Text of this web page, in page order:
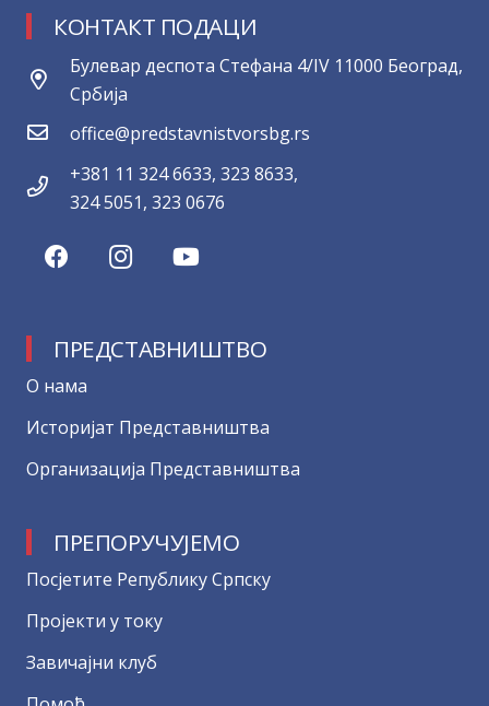
КОНТАКТ ПОДАЦИ
Булевар деспота Стефана 4/IV 11000 Београд,
Србија
office@predstavnistvorsbg.rs
+381 11 324 6633, 323 8633,
324 5051, 323 0676
ПРЕДСТАВНИШТВО
О нама
Историјат Представништва
Организација Представништва
ПРЕПОРУЧУЈЕМО
Посјетите Републику Српску
Пројекти у току
Завичајни клуб